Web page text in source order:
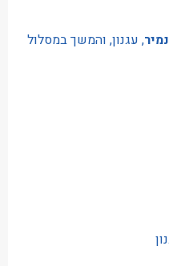
נמיר, עגנון, והמשך במסלול